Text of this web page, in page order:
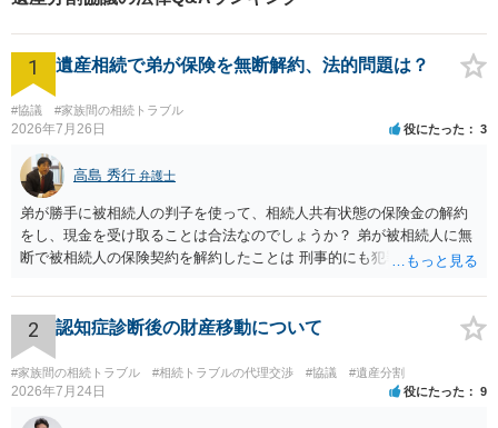
1 遺産相続で弟が保険を無断解約、法的問題は？
#協議 #家族間の相続トラブル
2026年7月26日 役にたった 3
高島 秀行 弁護士
弟が勝手に被相続人の判子を使って、相続人共有状態の保険金の解約
をし、現金を受け取ることは合法なのでしょうか？ 弟が被相続人に無
断で被相続人の保険契約を解約したことは 刑事的にも犯罪となる可能
された書類のコピーを取得して、弁護士に面談で詳しい事情を話して
相談 されたら良いと思います。
2 認知症診断後の財産移動について
#家族間の相続トラブル #相続トラブルの代理交渉 #協議 #遺産分割
2026年7月24日 役にたった 9